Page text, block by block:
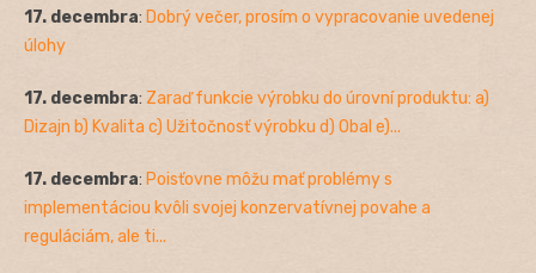
17. decembra: Dobrý večer, prosím o vypracovanie uvedenej
úlohy
17. decembra: Zaraď funkcie výrobku do úrovní produktu: a)
Dizajn b) Kvalita c) Užitočnosť výrobku d) Obal e)...
17. decembra: Poisťovne môžu mať problémy s
implementáciou kvôli svojej konzervatívnej povahe a
reguláciám, ale ti...